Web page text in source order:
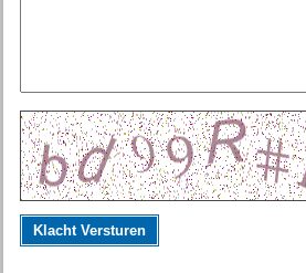
Klacht Versturen